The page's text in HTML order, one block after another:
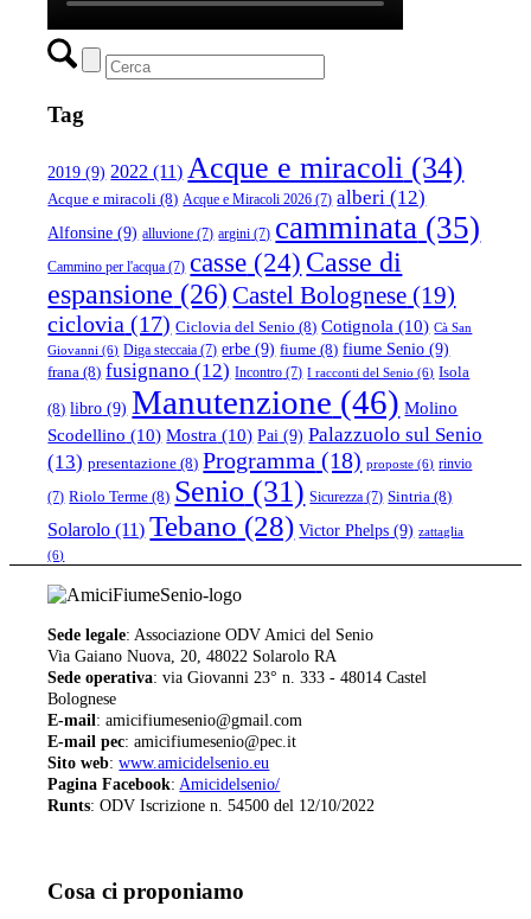
Tag
2019 (9) 2022 (11) Acque e miracoli (34)
Acque e miracoli (8) Acque e Miracoli 2026 (7) alberi (12)
Alfonsine (9) alluvione (7) argini (7) camminata (35)
Cammino per l'acqua (7) casse (24) Casse di
espansione (26) Castel Bolognese (19)
ciclovia (17) Ciclovia del Senio (8) Cotignola (10) Cà San
Giovanni (6) Diga steccaia (7) erbe (9) fiume (8) fiume Senio (9)
frana (8) fusignano (12) Incontro (7) I racconti del Senio (6) Isola
(8) libro (9) Manutenzione (46) Molino
Scodellino (10) Mostra (10) Pai (9) Palazzuolo sul Senio
(13) presentazione (8) Programma (18) proposte (6) rinvio
(7) Riolo Terme (8) Senio (31) Sicurezza (7) Sintria (8)
Solarolo (11) Tebano (28) Victor Phelps (9) zattaglia
(6)
Sede legale: Associazione ODV Amici del Senio
Via Gaiano Nuova, 20, 48022 Solarolo RA
Sede operativa: via Giovanni 23° n. 333 - 48014 Castel
Bolognese
E-mail: amicifiumesenio@gmail.com
E-mail pec: amicifiumesenio@pec.it
Sito web:www.amicidelsenio.eu
Pagina Facebook: Amicidelsenio/
Runts: ODV Iscrizione n. 54500 del 12/10/2022
Cosa ci proponiamo